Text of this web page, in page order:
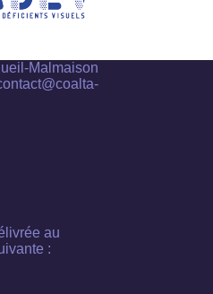
Malmaison
au
: